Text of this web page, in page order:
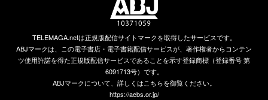
TELEMAGA.netは正規版配信サイトマークを取得したサービスです。
ABJマークは、この電子書店・電子書籍配信サービスが、著作権者からコンテン
ツ使用許諾を得た正規版配信サービスであることを示す登録商標（登録番号 第
6091713号）です。
ABJマークについて、詳しくはこちらを御覧ください。
https://aebs.or.jp/